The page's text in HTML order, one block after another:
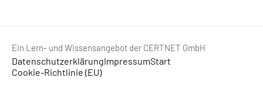
Ein Lern- und Wissensangebot der CERTNET GmbH
DatenschutzerklärungImpressumStart
Cookie-Richtlinie (EU)